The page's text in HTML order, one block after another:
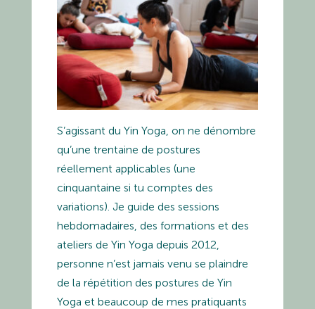
S’agissant du Yin Yoga, on ne dénombre
qu’une trentaine de postures
réellement applicables (une
cinquantaine si tu comptes des
variations). Je guide des sessions
hebdomadaires, des formations et des
ateliers de Yin Yoga depuis 2012,
personne n’est jamais venu se plaindre
de la répétition des postures de Yin
Yoga et beaucoup de mes pratiquants